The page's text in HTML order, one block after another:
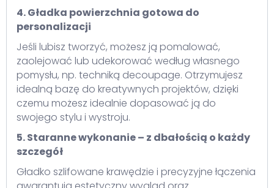
4. Gładka powierzchnia gotowa do
personalizacji
Jeśli lubisz tworzyć, możesz ją pomalować,
zaolejować lub udekorować według własnego
pomysłu, np. techniką decoupage. Otrzymujesz
idealną bazę do kreatywnych projektów, dzięki
czemu możesz idealnie dopasować ją do
swojego stylu i wystroju.
5. Staranne wykonanie – z dbałością o każdy
szczegół
Gładko szlifowane krawędzie i precyzyjne łączenia